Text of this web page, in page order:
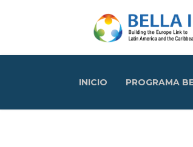
INICIO PROGRAMA